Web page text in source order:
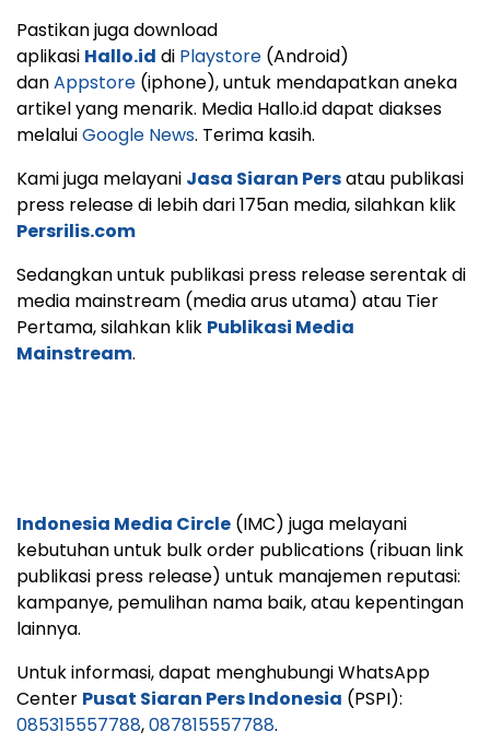
Pastikan juga download
aplikasi Hallo.id di Playstore (Android)
danAppstore (iphone), untuk mendapatkan aneka
artikel yang menarik. Media Hallo.id dapat diakses
melaluiGoogle News. Terima kasih.
Kami juga melayani Jasa Siaran Persatau publikasi
press release di lebih dari 175an media, silahkan klik
Persrilis.com
Sedangkan untuk publikasi press release serentak di
media mainstream (media arus utama) atau Tier
Pertama, silahkan klik Publikasi Media
Mainstream.
Indonesia Media Circle (IMC) juga melayani
kebutuhan untuk bulk order publications (ribuan link
publikasi press release) untuk manajemen reputasi:
kampanye, pemulihan nama baik, atau kepentingan
lainnya.
Untuk informasi, dapat menghubungi WhatsApp
Center Pusat Siaran Pers Indonesia (PSPI):
085315557788,087815557788.